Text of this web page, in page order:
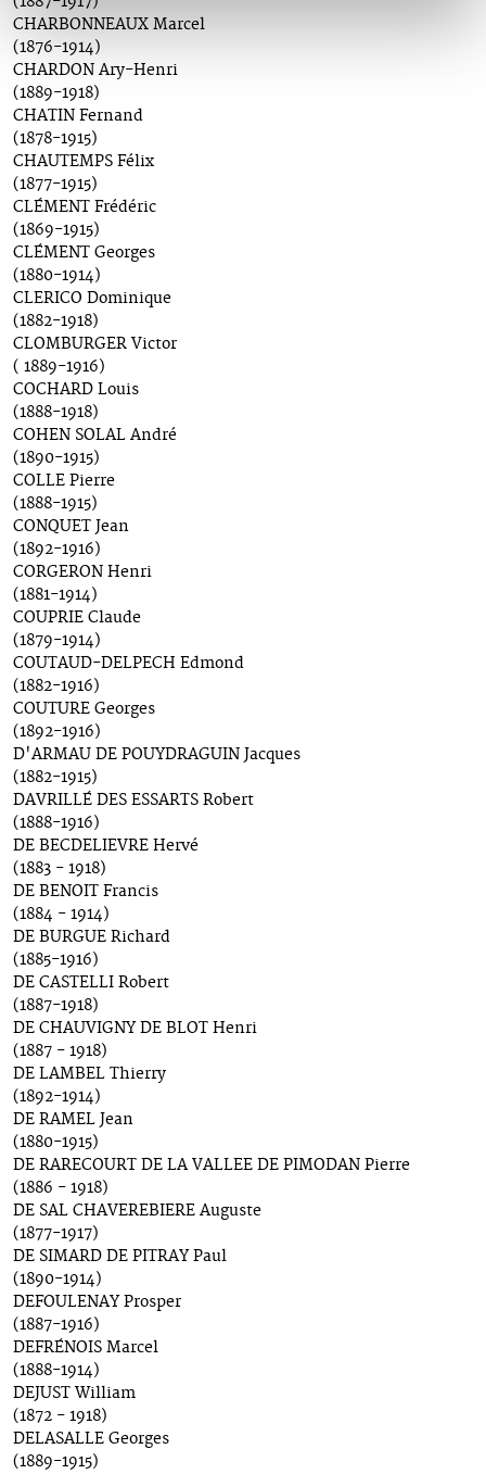
CHARBONNEAUX Marcel
(1876-1914)
CHARDON Ary-Henri
(1889-1918)
CHATIN Fernand
(1878-1915)
CHAUTEMPS Félix
(1877-1915)
CLÉMENT Frédéric
(1869-1915)
CLÉMENT Georges
(1880-1914)
CLERICO Dominique
(1882-1918)
CLOMBURGER Victor
( 1889-1916)
COCHARD Louis
(1888-1918)
COHEN SOLAL André
(1890-1915)
COLLE Pierre
(1888-1915)
CONQUET Jean
(1892-1916)
CORGERON Henri
(1881-1914)
COUPRIE Claude
(1879-1914)
COUTAUD-DELPECH Edmond
(1882-1916)
COUTURE Georges
(1892-1916)
D'ARMAU DE POUYDRAGUIN Jacques
(1882-1915)
DAVRILLÉ DES ESSARTS Robert
(1888-1916)
DE BECDELIEVRE Hervé
(1883 - 1918)
DE BENOIT Francis
(1884 - 1914)
DE BURGUE Richard
(1885-1916)
DE CASTELLI Robert
(1887-1918)
DE CHAUVIGNY DE BLOT Henri
(1887 - 1918)
DE LAMBEL Thierry
(1892-1914)
DE RAMEL Jean
(1880-1915)
DE RARECOURT DE LA VALLEE DE PIMODAN Pierre
(1886 - 1918)
DE SAL CHAVEREBIERE Auguste
(1877-1917)
DE SIMARD DE PITRAY Paul
(1890-1914)
DEFOULENAY Prosper
(1887-1916)
DEFRÉNOIS Marcel
(1888-1914)
DEJUST William
(1872 - 1918)
DELASALLE Georges
(1889-1915)